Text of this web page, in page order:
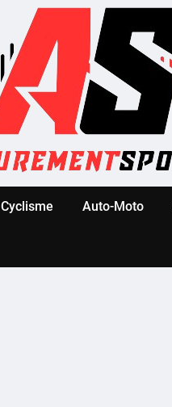
Cyclisme Auto-Moto